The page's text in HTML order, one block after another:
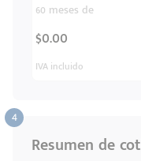
60 meses de
$0.00
IVA incluido
Resumen de